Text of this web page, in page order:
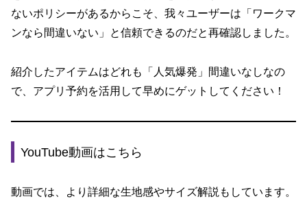
ないポリシーがあるからこそ、我々ユーザーは「ワークマ
ンなら間違いない」と信頼できるのだと再確認しました。
紹介したアイテムはどれも「人気爆発」間違いなしなの
で、アプリ予約を活用して早めにゲットしてください！
YouTube動画はこちら
動画では、より詳細な生地感やサイズ解説もしています。